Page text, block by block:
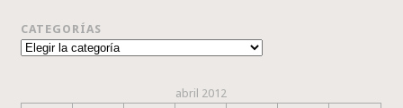
CATEGORÍAS
Categorías
abril 2012